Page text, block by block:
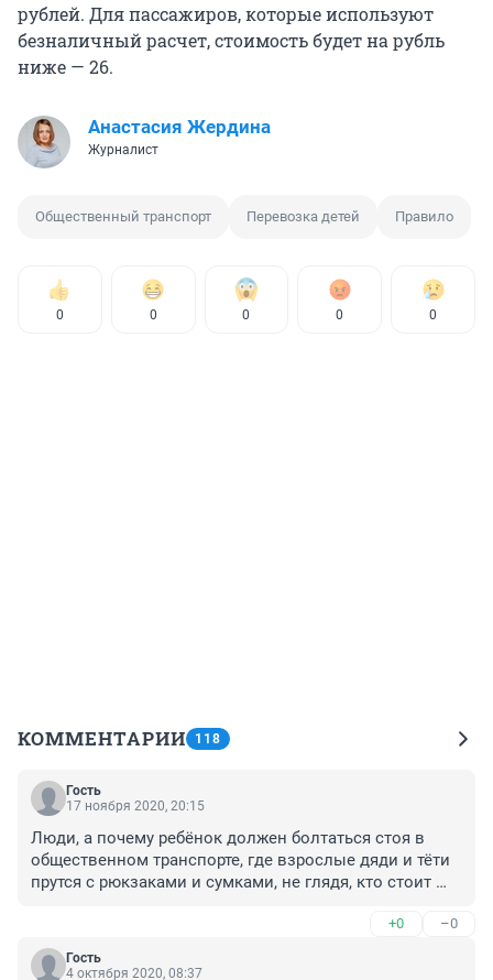
рублей. Для пассажиров, которые используют
безналичный расчет, стоимость будет на рубль
ниже — 26.
Анастасия Жердина
Журналист
Общественный транспорт Перевозка детей Правило
0 0 0 0 0
КОММЕНТАРИИ 118
Гость
17 ноября 2020, 20:15
Люди, а почему ребёнок должен болтаться стоя в
общественном транспорте, где взрослые дяди и тёти
прутся с рюкзаками и сумками, не глядя, кто стоит
ребёнок в большей безопасности, чем когда при
торможении транспорта на него свалится толстая
тетя или дядя. Народ, добрее будьте. Чем дети то вам
+0 –0
Гость
4 октября 2020, 08:37